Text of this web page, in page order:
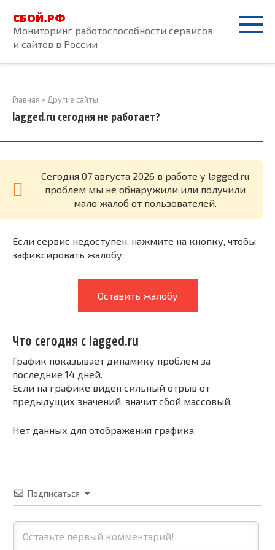
контенту
СБОЙ.РФ
Мониторинг работоспособности сервисов
и сайтов в России
Главная » Другие сайты
lagged.ru сегодня не работает?
Cегодня 07 августа 2026 в работе у lagged.ru
проблем мы не обнаружили или получили
мало жалоб от пользователей.
Если сервис недоступен, нажмите на кнопку, чтобы
зафиксировать жалобу.
Оставить жалобу
Что сегодня с lagged.ru
График показывает динамику проблем за
последние 14 дней.
Если на графике виден сильный отрыв от
предыдущих значений, значит сбой массовый.
Нет данных для отображения графика.
Подписаться